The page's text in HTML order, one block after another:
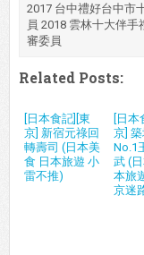
2017 台中禮好台中市
員 2018 雲林十大伴
審委員
Related Posts:
[日本食記][東
京] 新宿元祿回
轉壽司 (日本美
食 日本旅遊 小
雷不推)
[日
京]
No.1
武 (
本旅
京迷